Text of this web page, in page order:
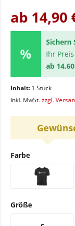
ab 14,90
Sichern
Ihr
ab
Inhalt: 1 Stück
inkl. MwSt.zzgl.
Farbe
Größe